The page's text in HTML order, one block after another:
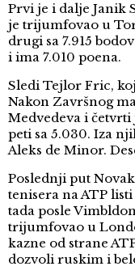
Prvi je i dalje Janik
je trijumfovao u
drugi sa 7.915
i ima 7.010 poena.
Sledi Tejlor Fric,
Nakon Završnog
Medvedeva i četvrti
peti sa 5.030. Iza
Aleks de Minor.
Poslednji put
tenisera na ATP
tada posle
trijumfovao u
kazne od strane
dozvoli ruskim i